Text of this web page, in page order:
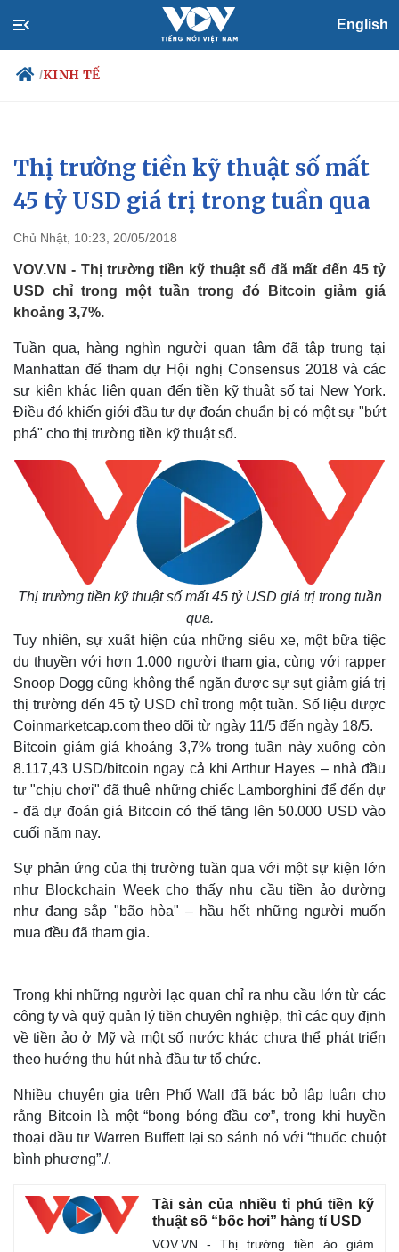
English
/KINH TẾ
Chính trị
Đảng
Tổ chức nhân sự
Nhận diện sự thật
Xã hội
Dự báo thời tiết
Việc làm
Biển đảo
Thị trường tiền kỹ thuật số mất
45 tỷ USD giá trị trong tuần qua
Chủ Nhật, 10:23, 20/05/2018
VOV.VN - Thị trường tiền kỹ thuật số đã mất đến 45 tỷ
USD chỉ trong một tuần trong đó Bitcoin giảm giá
khoảng 3,7%.
Tuần qua, hàng nghìn người quan tâm đã tập trung tại
Manhattan để tham dự Hội nghị Consensus 2018 và các
sự kiện khác liên quan đến tiền kỹ thuật số tại New York.
Điều đó khiến giới đầu tư dự đoán chuẩn bị có một sự "bứt
phá" cho thị trường tiền kỹ thuật số.
Thị trường tiền kỹ thuật số mất 45 tỷ USD giá trị trong tuần
qua.
Tuy nhiên, sự xuất hiện của những siêu xe, một bữa tiệc
du thuyền với hơn 1.000 người tham gia, cùng với rapper
Snoop Dogg cũng không thể ngăn được sự sụt giảm giá trị
thị trường đến 45 tỷ USD chỉ trong một tuần. Số liệu được
Coinmarketcap.com theo dõi từ ngày 11/5 đến ngày 18/5.
Bitcoin giảm giá khoảng 3,7% trong tuần này xuống còn
8.117,43 USD/bitcoin ngay cả khi Arthur Hayes – nhà đầu
tư "chịu chơi" đã thuê những chiếc Lamborghini để đến dự
- đã dự đoán giá Bitcoin có thể tăng lên 50.000 USD vào
cuối năm nay.
Sự phản ứng của thị trường tuần qua với một sự kiện lớn
như Blockchain Week cho thấy nhu cầu tiền ảo dường
như đang sắp "bão hòa" – hầu hết những người muốn
mua đều đã tham gia.
Trong khi những người lạc quan chỉ ra nhu cầu lớn từ các
công ty và quỹ quản lý tiền chuyên nghiệp, thì các quy định
về tiền ảo ở Mỹ và một số nước khác chưa thể phát triển
theo hướng thu hút nhà đầu tư tổ chức.
Nhiều chuyên gia trên Phố Wall đã bác bỏ lập luận cho
rằng Bitcoin là một “bong bóng đầu cơ”, trong khi huyền
thoại đầu tư Warren Buffett lại so sánh nó với “thuốc chuột
bình phương”./.
Tài sản của nhiều tỉ phú tiền kỹ
thuật số “bốc hơi” hàng tỉ USD
VOV.VN - Thị trường tiền ảo giảm